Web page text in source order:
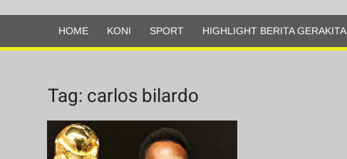
Olahraga
HOME KONI SPORT HIGHLIGHT BERITA GERAKITA
Tag: carlos bilardo